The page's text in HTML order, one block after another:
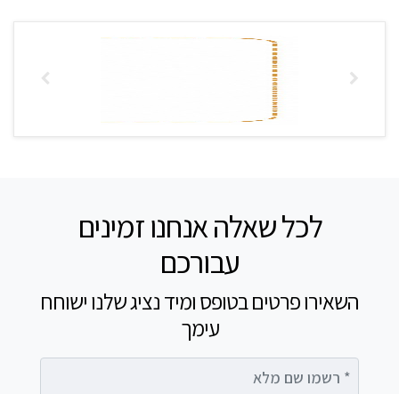
לכל שאלה אנחנו זמינים
עבורכם
השאירו פרטים בטופס ומיד נציג שלנו ישוחח
עימך